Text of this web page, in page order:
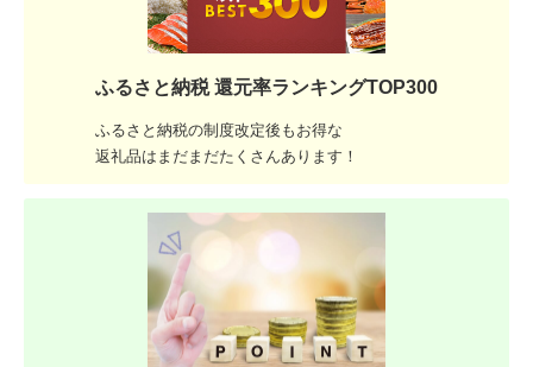
ふるさと納税 還元率ランキングTOP300
ふるさと納税の制度改定後もお得な
返礼品はまだまだたくさんあります！